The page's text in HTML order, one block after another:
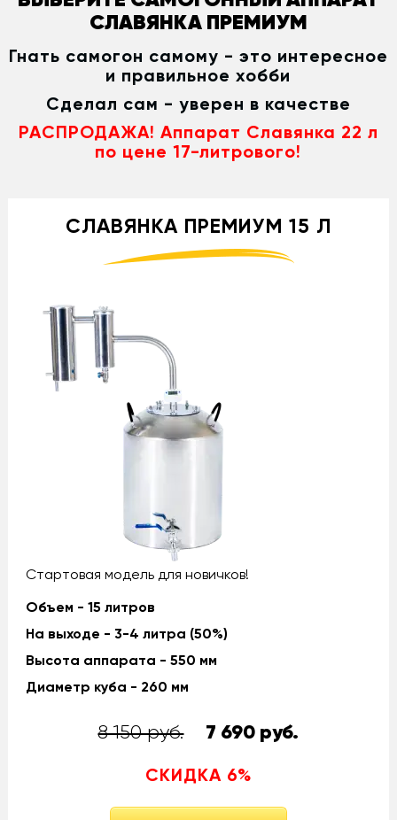
СЛАВЯНКА ПРЕМИУМ
Гнать самогон самому - это интересное
и правильное хобби
Сделал сам - уверен в качестве
РАСПРОДАЖА! Аппарат Славянка 22 л
по цене 17-литрового!
СЛАВЯНКА ПРЕМИУМ 15 Л
Стартовая модель для новичков!
Объем - 15 литров
На выходе - 3-4 литра (50%)
Высота аппарата - 550 мм
Диаметр куба - 260 мм
8 150 руб. 7 690 руб.
СКИДКА 6%